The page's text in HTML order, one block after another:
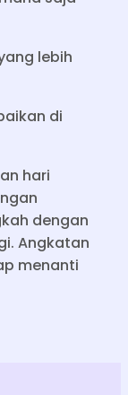
lebih
di
hari
dengan
Angkatan
menanti